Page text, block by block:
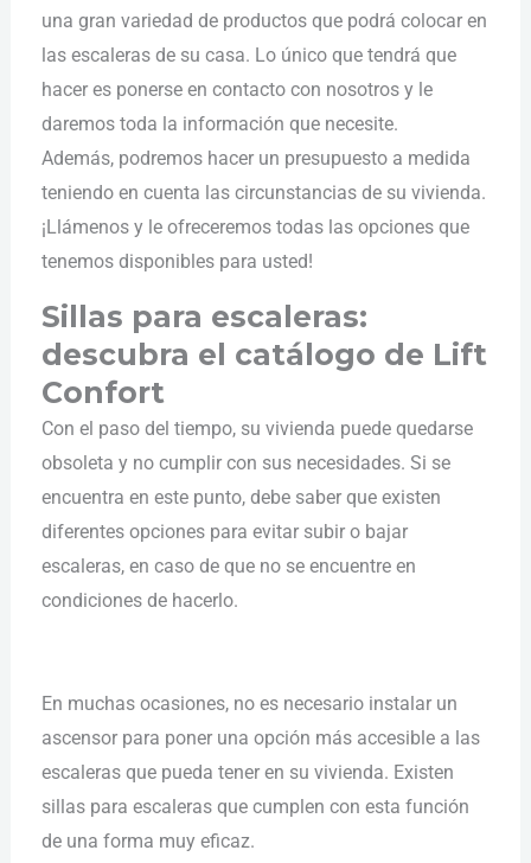
una gran variedad de productos que podrá colocar en
las escaleras de su casa. Lo único que tendrá que
hacer es ponerse en contacto con nosotros y le
daremos toda la información que necesite.
Además, podremos hacer un presupuesto a medida
teniendo en cuenta las circunstancias de su vivienda.
¡Llámenos y le ofreceremos todas las opciones que
tenemos disponibles para usted!
Sillas para escaleras:
descubra el catálogo de Lift
Confort
Con el paso del tiempo, su vivienda puede quedarse
obsoleta y no cumplir con sus necesidades. Si se
encuentra en este punto, debe saber que existen
diferentes opciones para evitar subir o bajar
escaleras, en caso de que no se encuentre en
condiciones de hacerlo.
En muchas ocasiones, no es necesario instalar un
ascensor para poner una opción más accesible a las
escaleras que pueda tener en su vivienda. Existen
sillas para escaleras que cumplen con esta función
de una forma muy eficaz.